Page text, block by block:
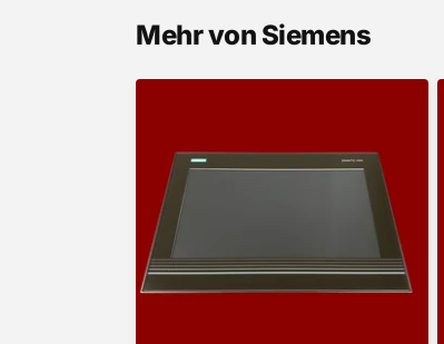
Mehr von Siemens